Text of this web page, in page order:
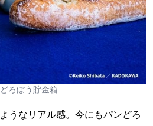
ろぼう貯金箱
うなリアル感。今にもパンどろ